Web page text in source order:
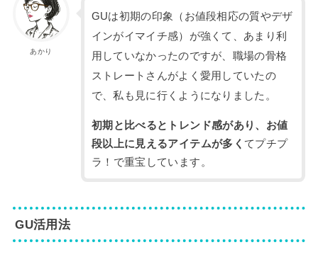
あかり
GUは初期の印象（お値段相応の質やデザ
インがイマイチ感）が強くて、あまり利
用していなかったのですが、職場の骨格
ストレートさんがよく愛用していたの
で、私も見に行くようになりました。
初期と比べるとトレンド感があり、お値
段以上に見えるアイテムが多くてプチプ
ラ！で重宝しています。
GU活用法